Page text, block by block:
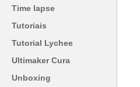
Time lapse
Tutoriais
Tutorial Lychee
Ultimaker Cura
Unboxing